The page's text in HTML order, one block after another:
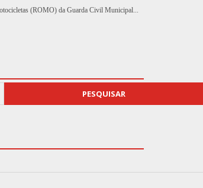
(ROMO) da Guarda Civil Municipal...
PESQUISAR